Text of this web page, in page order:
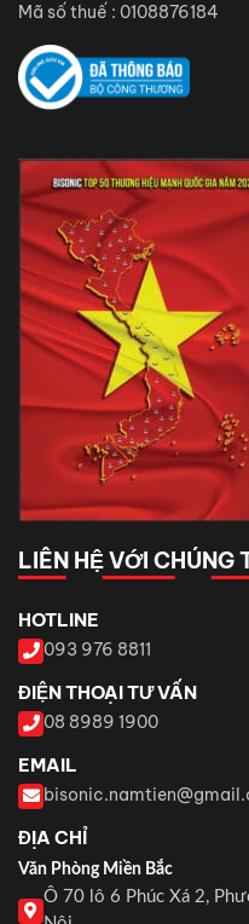
Mã số thuế : 0108876184
LIÊN HỆ VỚI CHÚNG
HOTLINE
093 976 8811
ĐIỆN THOẠI TƯ VẤN
08 8989 1900
EMAIL
ĐỊA CHỈ
Văn Phòng Miền Bắc
Ô 70 lô 6 Phúc Xá 2,